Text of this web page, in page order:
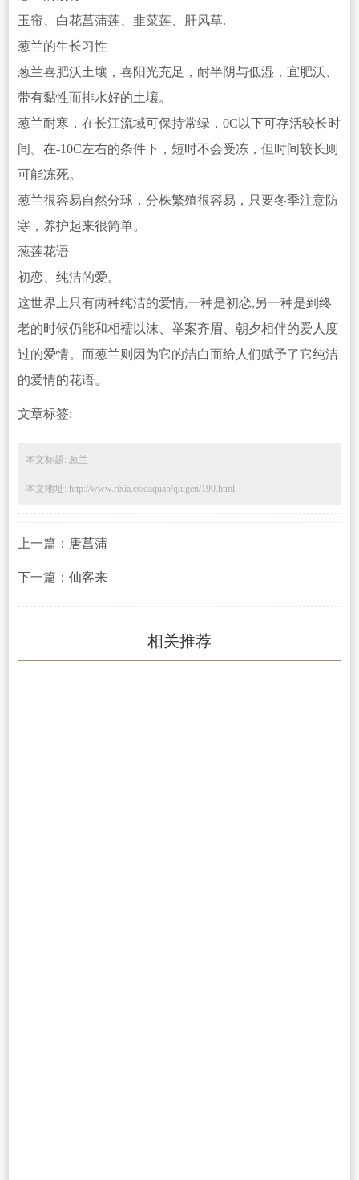
玉帘、白花菖蒲莲、韭菜莲、肝风草.
葱兰的生长习性
葱兰喜肥沃土壤，喜阳光充足，耐半阴与低湿，宜肥沃、
带有黏性而排水好的土壤。
葱兰耐寒，在长江流域可保持常绿，0C以下可存活较长时
间。在-10C左右的条件下，短时不会受冻，但时间较长则
可能冻死。
葱兰很容易自然分球，分株繁殖很容易，只要冬季注意防
寒，养护起来很简单。
葱莲花语
初恋、纯洁的爱。
这世界上只有两种纯洁的爱情,一种是初恋,另一种是到终
老的时候仍能和相襦以沫、举案齐眉、朝夕相伴的爱人度
过的爱情。而葱兰则因为它的洁白而给人们赋予了它纯洁
的爱情的花语。
文章标签:
本文标题: 葱兰
本文地址: http://www.rixia.cc/daquan/qiugen/190.html
上一篇： 唐菖蒲
下一篇： 仙客来
相关推荐